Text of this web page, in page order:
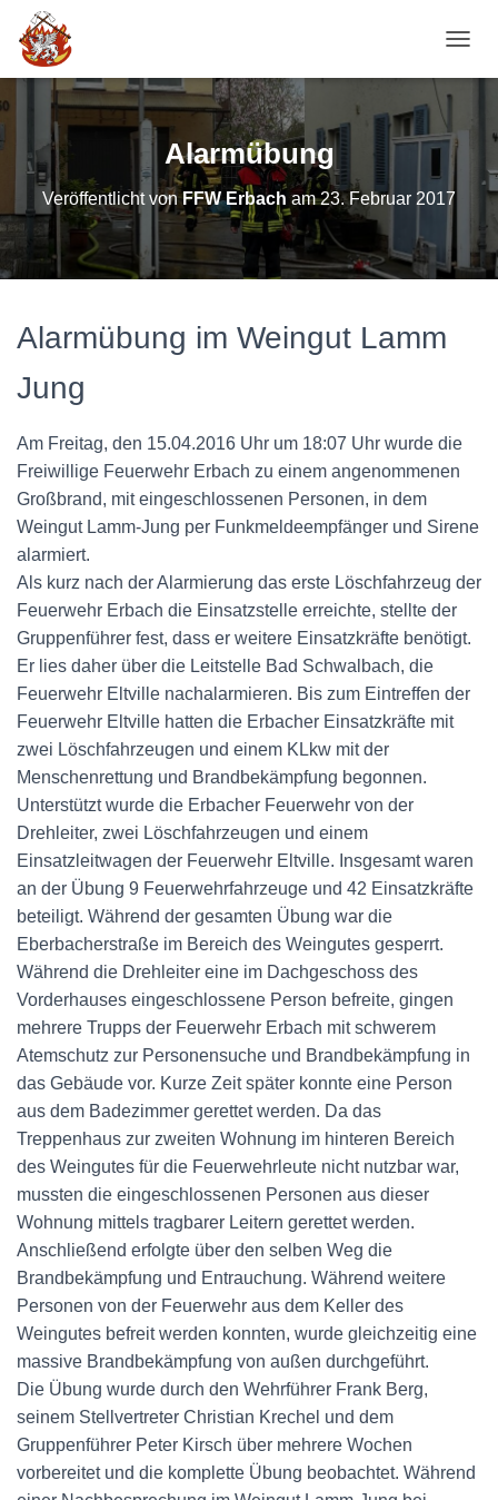
Alarmübung
Veröffentlicht vonFFW Erbach am23. Februar 2017
Alarmübung im Weingut Lamm
Jung
Am Freitag, den 15.04.2016 Uhr um 18:07 Uhr wurde die
Freiwillige Feuerwehr Erbach zu einem angenommenen
Großbrand, mit eingeschlossenen Personen, in dem
Weingut Lamm-Jung per Funkmeldeempfänger und Sirene
alarmiert.
Als kurz nach der Alarmierung das erste Löschfahrzeug der
Feuerwehr Erbach die Einsatzstelle erreichte, stellte der
Gruppenführer fest, dass er weitere Einsatzkräfte benötigt.
Er lies daher über die Leitstelle Bad Schwalbach, die
Feuerwehr Eltville nachalarmieren. Bis zum Eintreffen der
Feuerwehr Eltville hatten die Erbacher Einsatzkräfte mit
zwei Löschfahrzeugen und einem KLkw mit der
Menschenrettung und Brandbekämpfung begonnen.
Unterstützt wurde die Erbacher Feuerwehr von der
Drehleiter, zwei Löschfahrzeugen und einem
Einsatzleitwagen der Feuerwehr Eltville. Insgesamt waren
an der Übung 9 Feuerwehrfahrzeuge und 42 Einsatzkräfte
beteiligt. Während der gesamten Übung war die
Eberbacherstraße im Bereich des Weingutes gesperrt.
Während die Drehleiter eine im Dachgeschoss des
Vorderhauses eingeschlossene Person befreite, gingen
mehrere Trupps der Feuerwehr Erbach mit schwerem
Atemschutz zur Personensuche und Brandbekämpfung in
das Gebäude vor. Kurze Zeit später konnte eine Person
aus dem Badezimmer gerettet werden. Da das
Treppenhaus zur zweiten Wohnung im hinteren Bereich
des Weingutes für die Feuerwehrleute nicht nutzbar war,
mussten die eingeschlossenen Personen aus dieser
Wohnung mittels tragbarer Leitern gerettet werden.
Anschließend erfolgte über den selben Weg die
Brandbekämpfung und Entrauchung. Während weitere
Personen von der Feuerwehr aus dem Keller des
Weingutes befreit werden konnten, wurde gleichzeitig eine
massive Brandbekämpfung von außen durchgeführt.
Die Übung wurde durch den Wehrführer Frank Berg,
seinem Stellvertreter Christian Krechel und dem
Gruppenführer Peter Kirsch über mehrere Wochen
vorbereitet und die komplette Übung beobachtet. Während